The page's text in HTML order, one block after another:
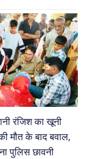
रंजिश का खूनी
मौत के बाद बवाल,
पुलिस छावनी